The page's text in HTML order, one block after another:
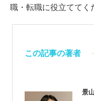
職・転職に役立ててく
この記事の著者
景